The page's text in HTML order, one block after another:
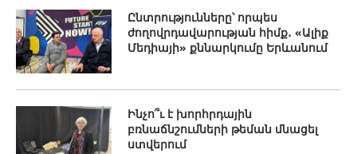
Ընտրությունները՝ որպես
ժողովրդավարության հիմք․ «Ալիք
Մեդիայի» քննարկումը Երևանում
Ինչո՞ւ է խորհրդային
բռնաճնշումների թեման մնացել
ստվերում